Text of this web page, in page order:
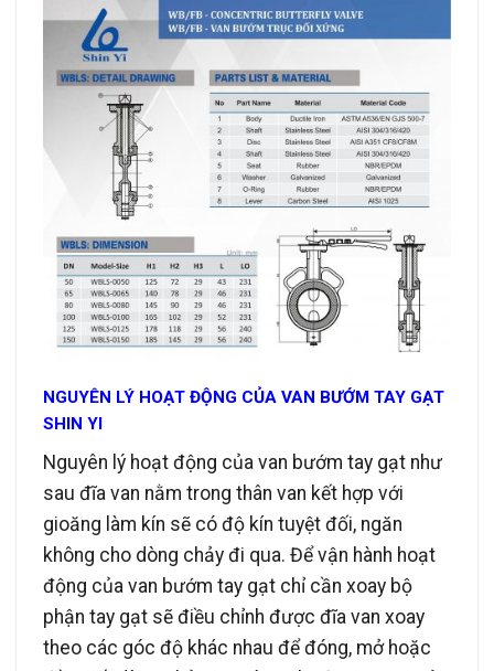
NGUYÊN LÝ HOẠT ĐỘNG CỦA VAN BƯỚM TAY GẠT
SHIN YI
Nguyên lý hoạt động của van bướm tay gạt như
sau đĩa van nằm trong thân van kết hợp với
gioăng làm kín sẽ có độ kín tuyệt đối, ngăn
không cho dòng chảy đi qua. Để vận hành hoạt
động của van bướm tay gạt chỉ cần xoay bộ
phận tay gạt sẽ điều chỉnh được đĩa van xoay
theo các góc độ khác nhau để đóng, mở hoặc